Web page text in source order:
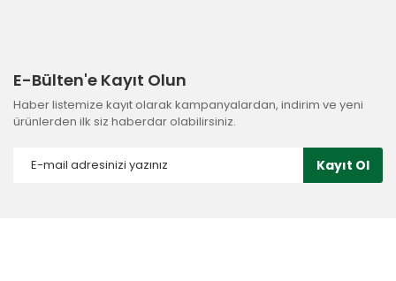
E-Bülten'e Kayıt Olun
Haber listemize kayıt olarak kampanyalardan, indirim ve yeni
ürünlerden ilk siz haberdar olabilirsiniz.
Kayıt Ol